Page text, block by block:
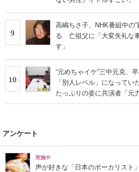
9
高嶋ちさ子、NHK番組中の
る 亡祖父に「大変失礼な
す」
10
“元めちゃイケ”三中元克、
「別人レベル」になって
たっぷりの姿に共演者「元
アンケート
実施中
声が好きな「日本のボーカリスト